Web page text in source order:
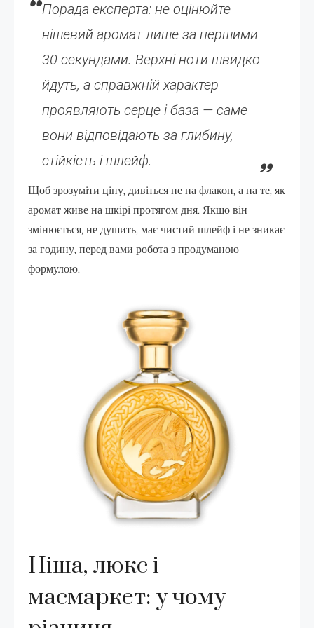
Порада експерта: не оцінюйте
нішевий аромат лише за першими
30 секундами. Верхні ноти швидко
йдуть, а справжній характер
проявляють серце і база — саме
вони відповідають за глибину,
стійкість і шлейф.
Щоб зрозуміти ціну, дивіться не на флакон, а на те, як
аромат живе на шкірі протягом дня. Якщо він
змінюється, не душить, має чистий шлейф і не зникає
за годину, перед вами робота з продуманою
формулою.
Ніша, люкс і
масмаркет: у чому